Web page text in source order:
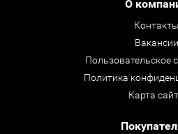
О
Контакты
Вакансии
Пользовательское
Политика
Карта